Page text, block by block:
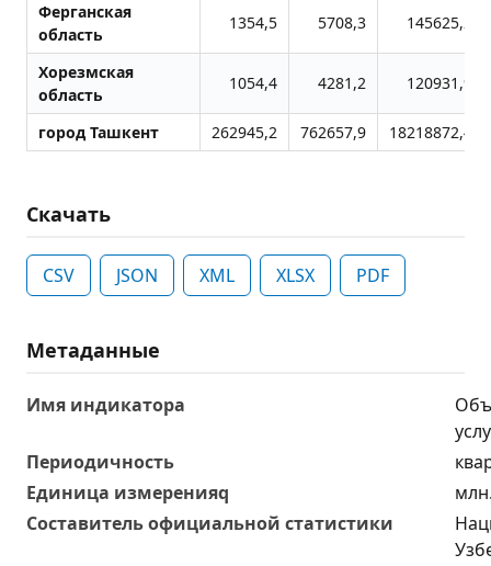
Ферганская
область
1354,5 5708,3 145625,2
Хорезмская
область
1054,4 4281,2 120931,9
город Ташкент 262945,2 762657,9 18218872,4
Скачать
CSV JSON XML XLSX PDF
Метаданные
Имя индикатора
Периодичность
Единица измеренияq
Составитель официальной статистики